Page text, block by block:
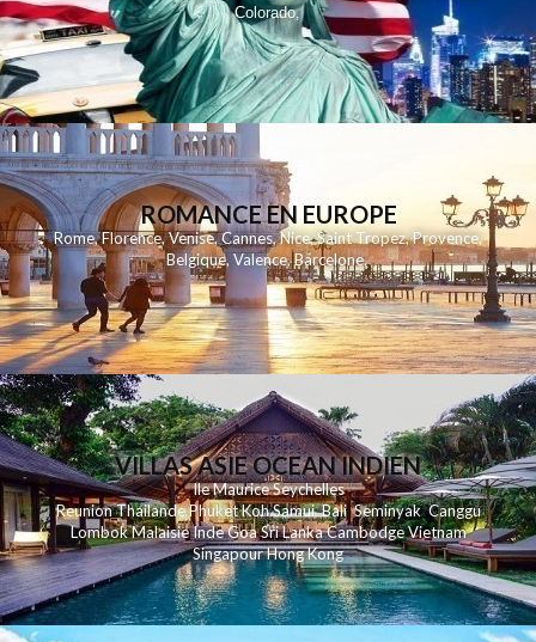
Colorado,
ROMANCE EN EUROPE
Rome,Florence,Venise,Cannes,Nice,Saint Tropez,Provence,
Belgique,Valence,Barcelone,
VILLAS ASIE OCEAN INDIEN
Ile MauriceSeychelles
ReunionThailandePhuketKohSamui Bali SeminyakCanggu
LombokMalaisieIndeGoaSri LankaCambodgeVietnam
SingapourHong Kong